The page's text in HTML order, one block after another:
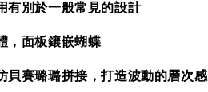
有別於一般常見的設計
，面板鑲嵌蝴蝶
貝賽璐璐拼接，打造波動的層次感